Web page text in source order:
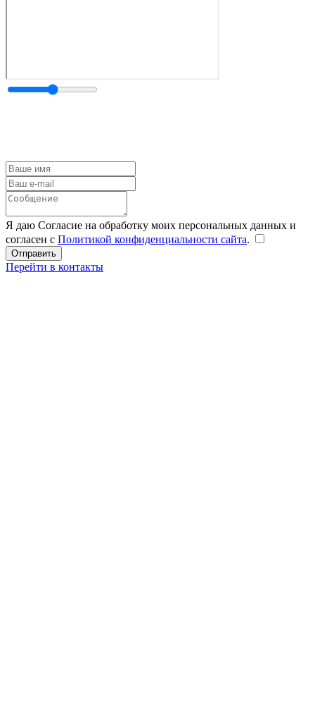
Я даю Согласие на обработку моих персональных данных и
согласен с Политикой конфиденциальности сайта.
Перейти в контакты